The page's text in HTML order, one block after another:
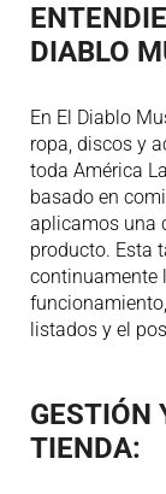
DIABLO
En El Diablo
ropa, discos y
toda América
basado en
aplicamos una
producto. Esta
continuamente
listados y el
GESTIÓN
TIENDA: